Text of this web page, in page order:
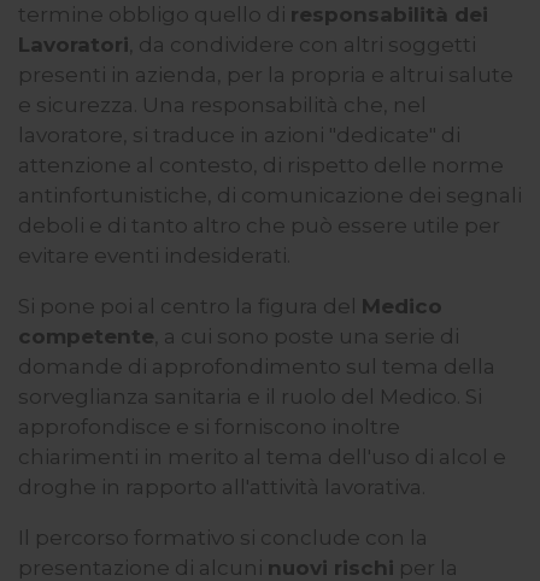
termine obbligo quello di responsabilità dei
Lavoratori , da condividere con altri soggetti
presenti in azienda, per la propria e altrui salute
e sicurezza. Una responsabilità che, nel
lavoratore, si traduce in azioni "dedicate" di
attenzione al contesto, di rispetto delle norme
antinfortunistiche, di comunicazione dei segnali
deboli e di tanto altro che può essere utile per
evitare eventi indesiderati.
Si pone poi al centro la figura del Medico
competente , a cui sono poste una serie di
domande di approfondimento sul tema della
sorveglianza sanitaria e il ruolo del Medico. Si
approfondisce e si forniscono inoltre
chiarimenti in merito al tema dell'uso di alcol e
droghe in rapporto all'attività lavorativa.
Il percorso formativo si conclude con la
presentazione di alcuni nuovi rischi per la